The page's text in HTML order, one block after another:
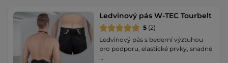
Ledvinový pás W-TEC Tourbelt
5 (2)
Ledvinový pás s bederní výztuhou
pro podporu, elastické prvky, snadné
…